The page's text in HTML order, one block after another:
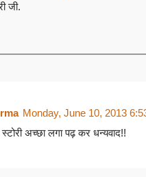
जी.
Monday, June 10, 2013
अच्छा लगा पढ़ कर धन्यवाद!!